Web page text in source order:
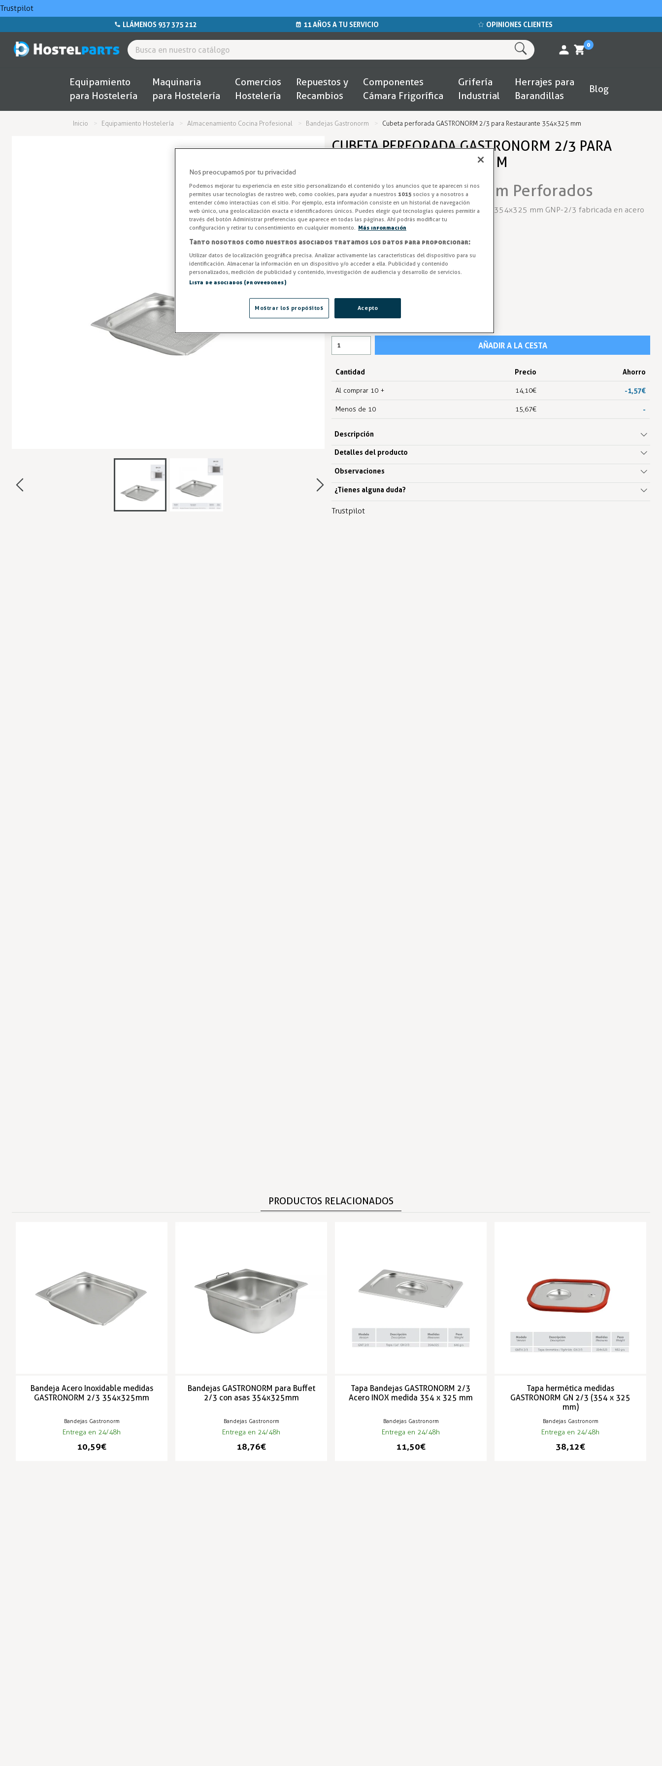
Trustpilot
LLÁMENOS 937 375 212 11 AÑOS A TU SERVICIO OPINIONES CLIENTES
0
Equipamiento
para Hostelería
Maquinaria
para Hostelería
Comercios
Hostelería
Repuestos y
Recambios
Componentes
Cámara Frigorífica
Grifería
Industrial
Herrajes para
Barandillas
Blog
Inicio Equipamiento Hostelería Almacenamiento Cocina Profesional Bandejas Gastronorm Cubeta perforada GASTRONORM 2/3 para Restaurante 354x325 mm
CUBETA PERFORADA GASTRONORM 2/3 PARA
RESTAURANTE 354X325 MM
Recipientes Gastronorm Perforados
Bandeja perforada en medidas GASTRONORM 354x325 mm GNP-2/3 fabricada en acero
inoxidable en capacidades de 1,5 a 18 litros.
Entrega en 24/48h
Altura (mm)
15,67 €
AÑADIR A LA CESTA
Cantidad Precio Ahorro
Al comprar 10 + 14,10 € -1,57 €
Menos de 10 15,67 € -
Descripción
Detalles del producto
Observaciones
¿Tienes alguna duda?
Trustpilot
PRODUCTOS RELACIONADOS
Bandeja Acero Inoxidable medidas
GASTRONORM 2/3 354x325mm
Bandejas Gastronorm
Entrega en 24/48h
10,59 €
Bandejas GASTRONORM para Buffet
2/3 con asas 354x325mm
Bandejas Gastronorm
Entrega en 24/48h
18,76 €
Tapa Bandejas GASTRONORM 2/3
Acero INOX medida 354 x 325 mm
Bandejas Gastronorm
Entrega en 24/48h
11,50 €
Tapa hermética medidas
GASTRONORM GN 2/3 (354 x 325
mm)
Bandejas Gastronorm
Entrega en 24/48h
38,12 €
Nos preocupamos por tu privacidad
Podemos mejorar tu experiencia en este sitio personalizando el contenido y los anuncios que te aparecen si nos
permites usar tecnologías de rastreo web, como cookies, para ayudar a nuestros 1015 socios y a nosotros a
entender cómo interactúas con el sitio. Por ejemplo, esta información consiste en un historial de navegación
web único, una geolocalización exacta e identificadores únicos. Puedes elegir qué tecnologías quieres permitir a
través del botón Administrar preferencias que aparece en todas las páginas. Ahí podrás modificar tu
configuración y retirar tu consentimiento en cualquier momento. Más información
Tanto nosotros como nuestros asociados tratamos los datos para proporcionar:
Utilizar datos de localización geográfica precisa. Analizar activamente las características del dispositivo para su
identificación. Almacenar la información en un dispositivo y/o acceder a ella. Publicidad y contenido
personalizados, medición de publicidad y contenido, investigación de audiencia y desarrollo de servicios.
Lista de asociados (proveedores)
Acepto
Mostrar los propósitos